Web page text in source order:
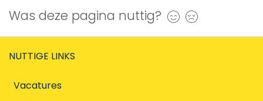
Was deze pagina nuttig? Ja
NUTTIGE LINKS
Vacatures